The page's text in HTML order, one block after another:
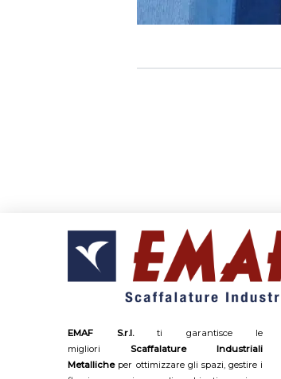
EMAF S.r.l.ti garantisce le
miglioriScaffalature Industriali
Metallicheper ottimizzare gli spazi, gestire i